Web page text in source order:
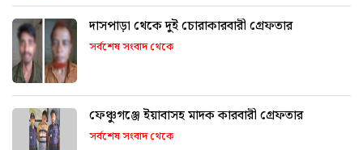
দাসপাড়া থেকে দুই চোরাকারবারী গ্রেফতার
সর্বশেষ সংবাদ থেকে
ফেঞ্চুগঞ্জে ইয়াবাসহ মাদক কারবারী গ্রেফতার
সর্বশেষ সংবাদ থেকে